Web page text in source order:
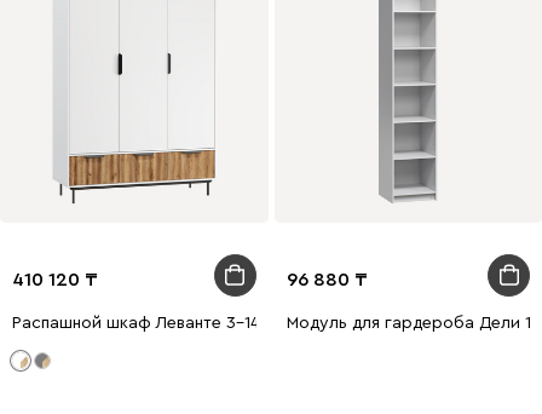
410 120
Распашной шкаф Леванте 3-144x205 Белый
96 880
Модуль для гардероба Дели